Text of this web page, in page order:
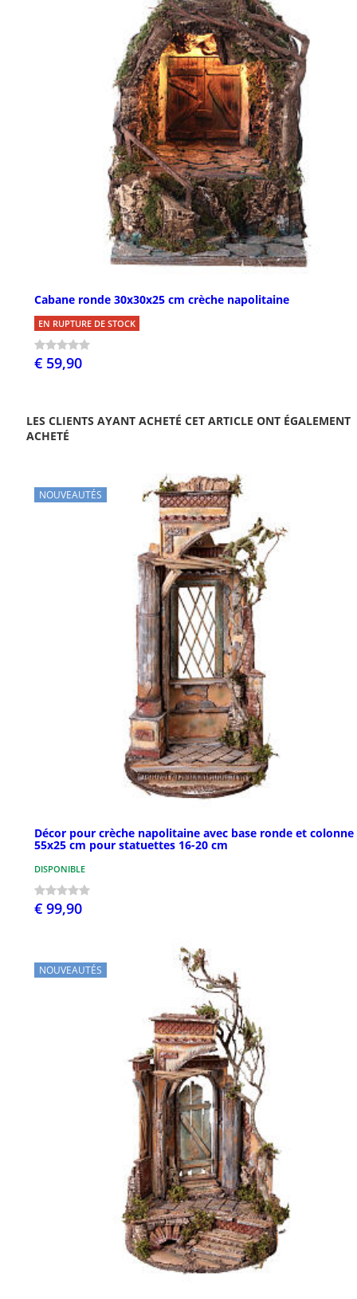
Cabane ronde 30x30x25 cm crèche napolitaine
EN RUPTURE DE STOCK
€ 59,90
LES CLIENTS AYANT ACHETÉ CET ARTICLE ONT ÉGALEMENT
ACHETÉ
NOUVEAUTÉS
Décor pour crèche napolitaine avec base ronde et colonne
55x25 cm pour statuettes 16-20 cm
DISPONIBLE
€ 99,90
NOUVEAUTÉS